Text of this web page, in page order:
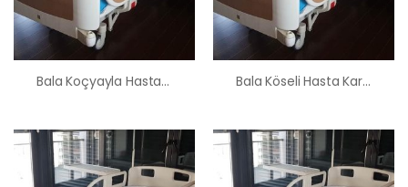
Bala Koçyayla Hasta Karyolası Satış Kiralama Fiyatı Bala Köseli Hasta Karyolası Satış Kiralama Fiyatı